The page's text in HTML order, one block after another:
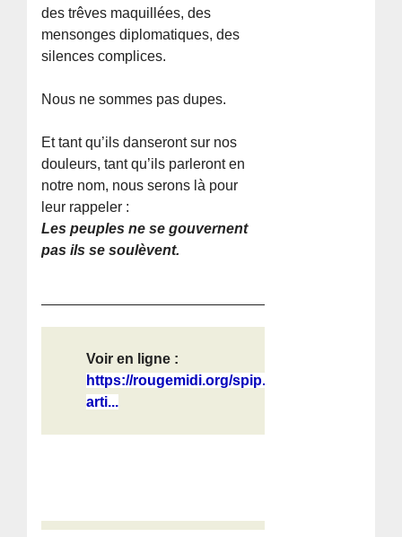
des trêves maquillées, des
mensonges diplomatiques, des
silences complices.
Nous ne sommes pas dupes.
Et tant qu’ils danseront sur nos
douleurs, tant qu’ils parleront en
notre nom, nous serons là pour
leur rappeler :
Les peuples ne se gouvernent
pas ils se soulèvent.
Voir en ligne :
https://rougemidi.org/spip.php?
arti...